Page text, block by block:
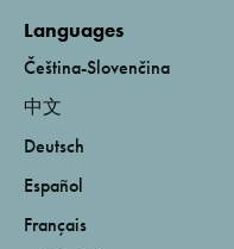
Languages
Čeština-Slovenčina
中文
Deutsch
Español
Français